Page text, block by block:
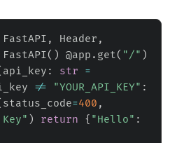
FastAPI , Header ,
FastAPI( ) @app . get( "/" )
api_key : str
=
!= "YOUR_API_KEY" :
status_code=400 ,
) return { "Hello" :